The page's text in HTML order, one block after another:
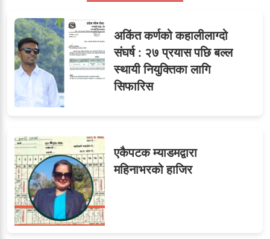
६सहसचिवमा प्रथम भएका
विजयकुमार शर्माको लोकसेवा
टिप्स
७
८ जुनियरलाई दोहोरो जिम्मेवारी,
मन्त्रालयभित्र असन्तुष्टि
अकिंत कर्णको कहालीलाग्दो
संघर्ष : २७ प्रयास पछि बल्ल
स्थायी नियुक्तिका लागि
सिफारिस
एकैपटक म्याडमद्वारा
महिनाभरको हाजिर